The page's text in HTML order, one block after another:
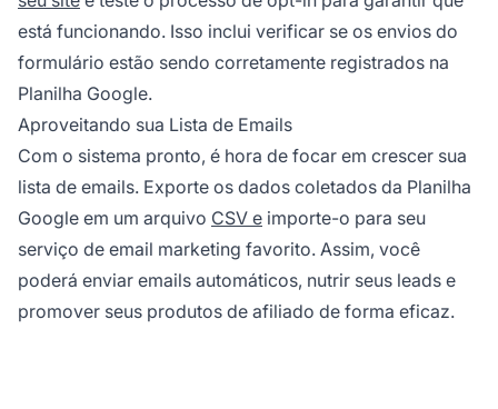
está funcionando. Isso inclui verificar se os envios do
formulário estão sendo corretamente registrados na
Planilha Google.
Aproveitando sua Lista de Emails
Com o sistema pronto, é hora de focar em crescer sua
lista de emails. Exporte os dados coletados da Planilha
Google em um arquivo CSV e importe-o para seu
serviço de email marketing favorito. Assim, você
poderá enviar emails automáticos, nutrir seus leads e
promover seus produtos de afiliado de forma eficaz.